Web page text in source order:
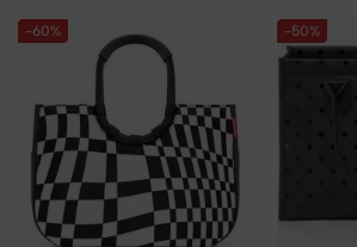
-60% -50%